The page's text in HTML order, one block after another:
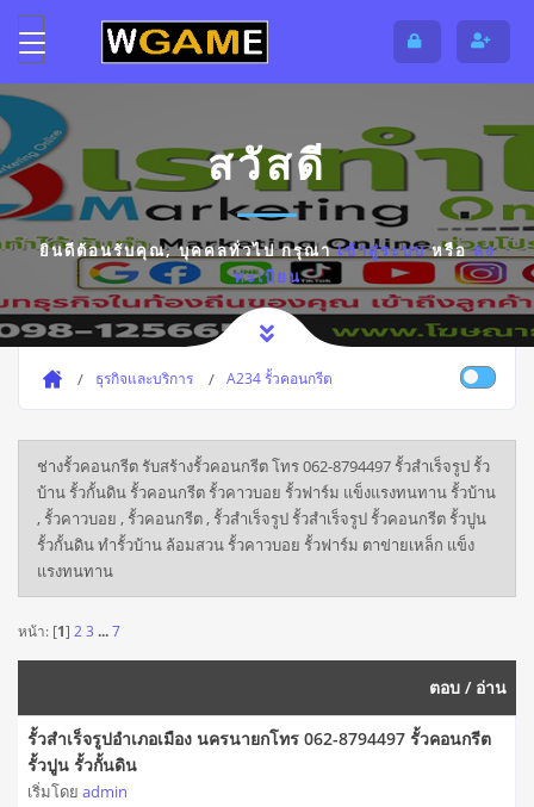
สวัสดี
ยินดีต้อนรับคุณ,บุคคลทั่วไปกรุณาเข้าสู่ระบบหรือลง
ทะเบียน
ธุรกิจและบริการ A234 รั้วคอนกรีต
ช่างรั้วคอนกรีต รับสร้างรั้วคอนกรีต โทร 062-8794497 รั้วสำเร็จรูป รั้ว
บ้าน รั้วกั้นดิน รั้วคอนกรีต รั้วคาวบอย รั้วฟาร์ม แข็งแรงทนทาน รั้วบ้าน
, รั้วคาวบอย , รั้วคอนกรีต , รั้วสําเร็จรูป รั้วสำเร็จรูป รั้วคอนกรีต รั้วปูน
รั้วกั้นดิน ทำรั้วบ้าน ล้อมสวน รั้วคาวบอย รั้วฟาร์ม ตาข่ายเหล็ก แข็ง
แรงทนทาน
หน้า: [1] 2 3 ...7
ตอบ / อ่าน
รั้วสําเร็จรูปอำเภอเมือง นครนายกโทร 062-8794497 รั้วคอนกรีต
รั้วปูน รั้วกั้นดิน
เริ่มโดย admin